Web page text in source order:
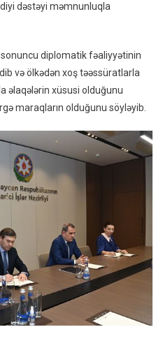
dəstəyi məmnunluqla
diplomatik fəaliyyətinin
və ölkədən xoş təəssüratlarla
əlaqələrin xüsusi olduğunu
maraqların olduğunu söyləyib.